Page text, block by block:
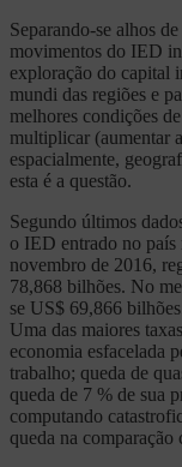
Separando-se alhos
movimentos do IED
exploração do capital
mundi das regiões e
melhores condições
multiplicar (aumentar
espacialmente,
esta é a questão.
Segundo últimos
o IED entrado no país
novembro de 2016,
78,868 bilhões. No
se US$ 69,866
Uma das maiores
economia esfacelada
trabalho; queda de
queda de 7 % de sua
computando
queda na